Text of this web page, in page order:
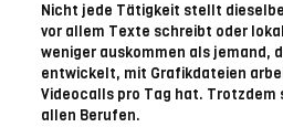
Nicht jede Tätigkeit stellt
vor allem Texte schreibt oder
weniger auskommen als jemand,
entwickelt, mit Grafikdateien
Videocalls pro Tag hat.
allen Berufen.